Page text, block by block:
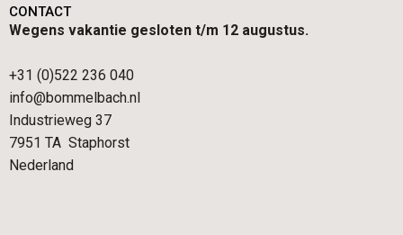
CONTACT
Wegens vakantie gesloten t/m 12 augustus.
+31 (0)522 236 040
info@bommelbach.nl
Industrieweg 37
7951 TA Staphorst
Nederland